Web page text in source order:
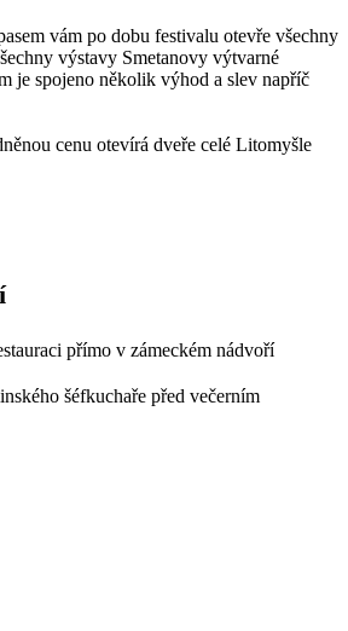
vám po dobu festivalu otevře všechny
výstavy Smetanovy výtvarné
je spojeno několik výhod a slev napříč
cenu otevírá dveře celé Litomyšle
přímo v zámeckém nádvoří
šéfkuchaře před večerním